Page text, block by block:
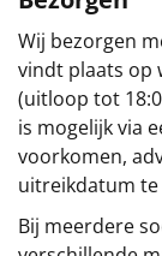
Wij bezorgen
vindt plaats op
(uitloop tot
is mogelijk via
voorkomen,
uitreikdatum
Bij meerdere